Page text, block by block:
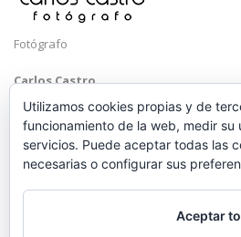
Fotógrafo
Carlos Castro
Málaga
Mobile: +34 652 83 71 98
hola@carloscastrofotografo.com
Utilizamos cookies propias y de
funcionamiento de la web, medir su
servicios. Puede aceptar todas las
necesarias o configurar sus
Aceptar